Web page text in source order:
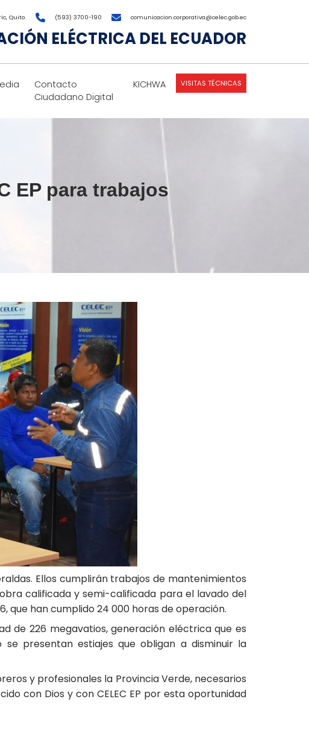
Quito. (593) 3700-190 comunicacion.corporativa@celec.gob.ec
ELÉCTRICA DEL ECUADOR
Contacto
Ciudadano Digital
KICHWA VISITAS TÉCNICAS
EP para trabajos
Ellos cumplirán trabajos de mantenimientos
calificada y semi-calificada para el lavado del
que han cumplido 24 000 horas de operación.
de 226 megavatios, generación eléctrica que es
presentan estiajes que obligan a disminuir la
y profesionales la Provincia Verde, necesarios
con Dios y con CELEC EP por esta oportunidad